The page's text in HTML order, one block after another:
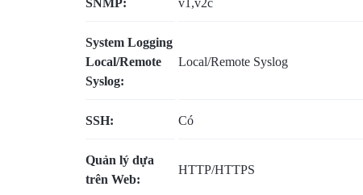
System Logging
Local/Remote
Syslog:
Local/Remote Syslog
SSH: Có
Quản lý dựa
trên Web:
HTTP/HTTPS